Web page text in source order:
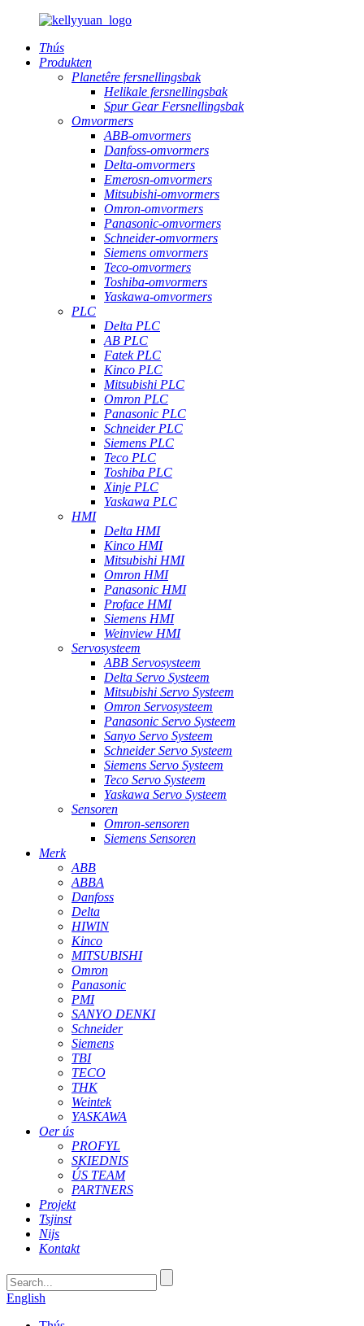
Thús
Produkten
Planetêre fersnellingsbak
Helikale fersnellingsbak
Spur Gear Fersnellingsbak
Omvormers
ABB-omvormers
Danfoss-omvormers
Delta-omvormers
Emerosn-omvormers
Mitsubishi-omvormers
Omron-omvormers
Panasonic-omvormers
Schneider-omvormers
Siemens omvormers
Teco-omvormers
Toshiba-omvormers
Yaskawa-omvormers
PLC
Delta PLC
AB PLC
Fatek PLC
Kinco PLC
Mitsubishi PLC
Omron PLC
Panasonic PLC
Schneider PLC
Siemens PLC
Teco PLC
Toshiba PLC
Xinje PLC
Yaskawa PLC
HMI
Delta HMI
Kinco HMI
Mitsubishi HMI
Omron HMI
Panasonic HMI
Proface HMI
Siemens HMI
Weinview HMI
Servosysteem
ABB Servosysteem
Delta Servo Systeem
Mitsubishi Servo Systeem
Omron Servosysteem
Panasonic Servo Systeem
Sanyo Servo Systeem
Schneider Servo Systeem
Siemens Servo Systeem
Teco Servo Systeem
Yaskawa Servo Systeem
Sensoren
Omron-sensoren
Siemens Sensoren
Merk
ABB
ABBA
Danfoss
Delta
HIWIN
Kinco
MITSUBISHI
Omron
Panasonic
PMI
SANYO DENKI
Schneider
Siemens
TBI
TECO
THK
Weintek
YASKAWA
Oer ús
PROFYL
SKIEDNIS
ÚS TEAM
PARTNERS
Projekt
Tsjinst
Nijs
Kontakt
English